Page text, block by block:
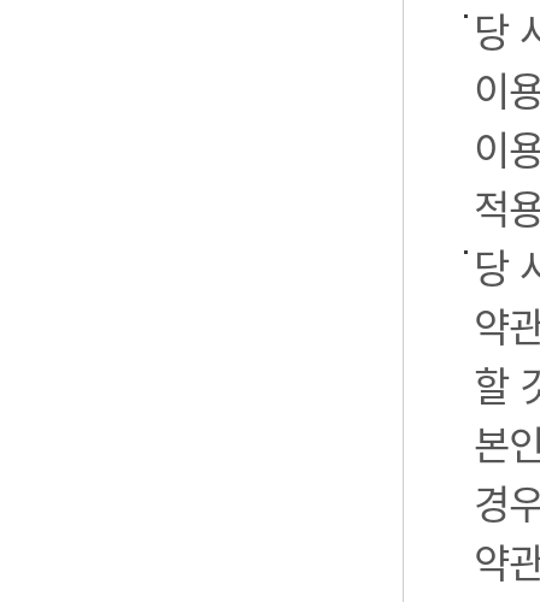
당
이
이
적
당
약
할
본
경
약